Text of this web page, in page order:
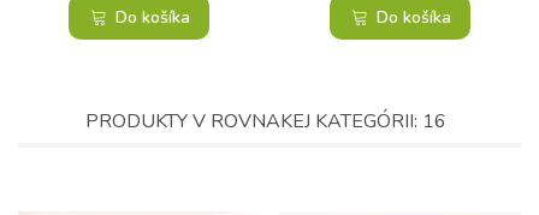
Do košíka Do košíka
PRODUKTY V ROVNAKEJ KATEGÓRII: 16